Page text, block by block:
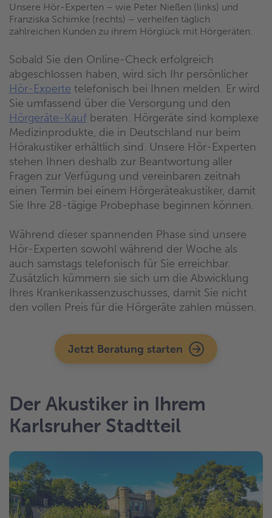
Unsere Hör-Experten – wie Peter Nießen (links) und
Franziska Schimke (rechts) – verhelfen täglich
zahlreichen Kunden zu ihrem Hörglück mit Hörgeräten.
Sobald Sie den Online-Check erfolgreich
abgeschlossen haben, wird sich Ihr persönlicher
Hör-Experte telefonisch bei Ihnen melden. Er wird
Sie umfassend über die Versorgung und den
Hörgeräte-Kauf beraten. Hörgeräte sind komplexe
Medizinprodukte, die in Deutschland nur beim
Hörakustiker erhältlich sind. Unsere Hör-Experten
stehen Ihnen deshalb zur Beantwortung aller
Fragen zur Verfügung und vereinbaren zeitnah
einen Termin bei einem Hörgeräteakustiker, damit
Sie Ihre 28-tägige Probephase beginnen können.
Während dieser spannenden Phase sind unsere
Hör-Experten sowohl während der Woche als
auch samstags telefonisch für Sie erreichbar.
Zusätzlich kümmern sie sich um die Abwicklung
Ihres Krankenkassenzuschusses, damit Sie nicht
den vollen Preis für die Hörgeräte zahlen müssen.
Jetzt Beratung starten
Der Akustiker in Ihrem
Karlsruher Stadtteil